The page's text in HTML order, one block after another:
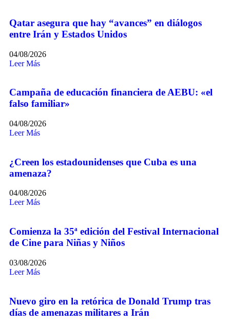
Qatar asegura que hay “avances” en diálogos
entre Irán y Estados Unidos
04/08/2026
Leer Más
Campaña de educación financiera de AEBU: «el
falso familiar»
04/08/2026
Leer Más
¿Creen los estadounidenses que Cuba es una
amenaza?
04/08/2026
Leer Más
Comienza la 35ª edición del Festival Internacional
de Cine para Niñas y Niños
03/08/2026
Leer Más
Nuevo giro en la retórica de Donald Trump tras
días de amenazas militares a Irán